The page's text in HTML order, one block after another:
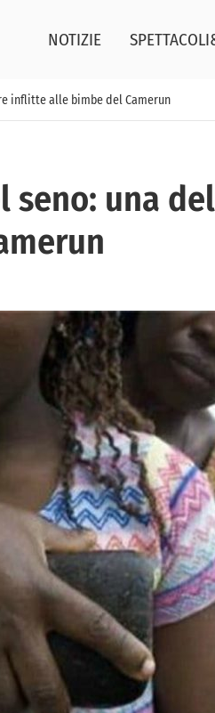
NOTIZIE
inflitte alle bimbe del Camerun
seno: una